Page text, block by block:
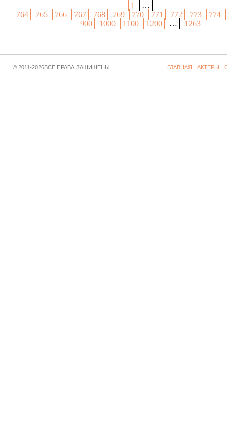
1
…
764
765 766 767 768 769 770 771 772 773
774
900
1000 1100 1200 … 1263
© 2011-2026ВСЕ ПРАВА ЗАЩИЩЕНЫ ГЛАВНАЯ АКТЕРЫ